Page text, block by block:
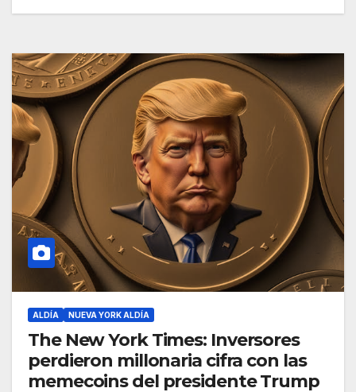
ALDÍA NUEVA YORK ALDÍA
The New York Times: Inversores
perdieron millonaria cifra con las
memecoins del presidente Trump